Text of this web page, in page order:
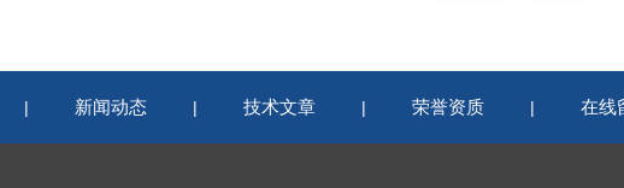
| 新闻动态 | 技术文章 | 荣誉资质 | 在线